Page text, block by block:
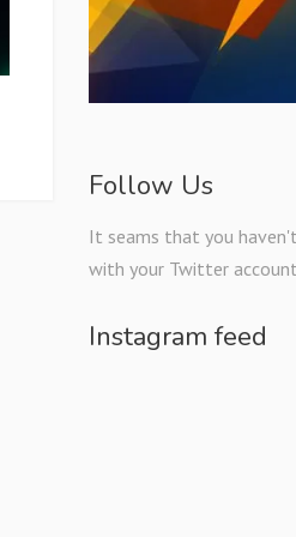
Follow Us
It seams that you
with your Twitter account
Instagram feed